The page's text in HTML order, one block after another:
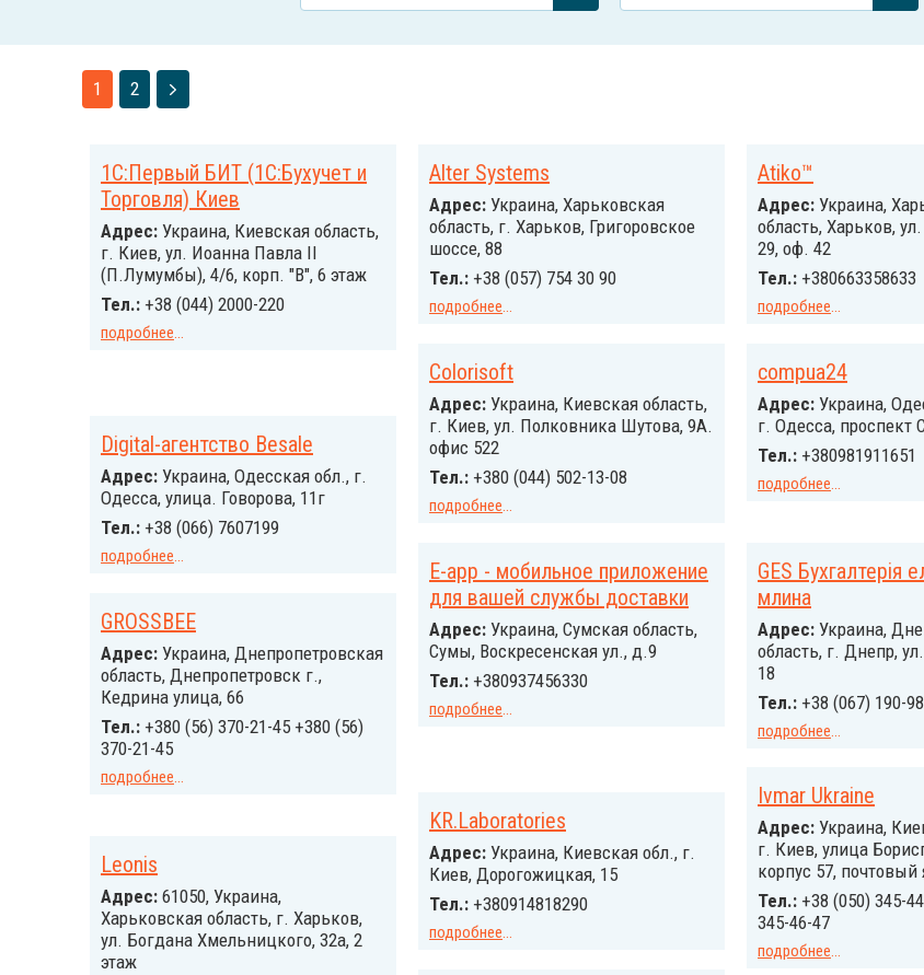
1 2
1С:Первый БИТ (1С:Бухучет и
Торговля) Киев
Адрес: Украина, Киевская область,
г. Киев, ул. Иоанна Павла ІІ
(П.Лумумбы), 4/6, корп. "В", 6 этаж
Тел.: +38 (044) 2000-220
подробнее...
Alter Systems
Адрес: Украина, Харьковская
область, г. Харьков, Григоровское
шоссе, 88
Тел.: +38 (057) 754 30 90
подробнее...
Atiko™
Адрес: Украина,
область, Харьков,
29, оф. 42
Тел.: +380663358633
подробнее...
Colorisoft
Адрес: Украина, Киевская область,
г. Киев, ул. Полковника Шутова, 9А.
офис 522
Тел.: +380 (044) 502-13-08
подробнее...
compua24
Адрес: Украина,
г. Одесса, проспект
Тел.: +380981911651
подробнее...
Digital-агентство Besale
Адрес: Украина, Одесская обл., г.
Одесса, улица. Говорова, 11г
Тел.: +38 (066) 7607199
подробнее...
E-app - мобильное приложение
для вашей службы доставки
Адрес: Украина, Сумская область,
Сумы, Воскресенская ул., д.9
Тел.: +380937456330
подробнее...
GES Бухгалтерія
млина
Адрес: Украина,
область, г. Днепр,
18
Тел.: +38 (067) 190-
подробнее...
GROSSBEE
Адрес: Украина, Днепропетровская
область, Днепропетровск г.,
Кедрина улица, 66
Тел.: +380 (56) 370-21-45 +380 (56)
370-21-45
подробнее...
Ivmar Ukraine
Адрес: Украина,
г. Киев, улица
корпус 57,
Тел.: +38 (050) 345-
345-46-47
подробнее...
KR.Laboratories
Адрес: Украина, Киевская обл., г.
Киев, Дорогожицкая, 15
Тел.: +380914818290
подробнее...
Leonis
Адрес: 61050, Украина,
Харьковская область, г. Харьков,
ул. Богдана Хмельницкого, 32а, 2
этаж